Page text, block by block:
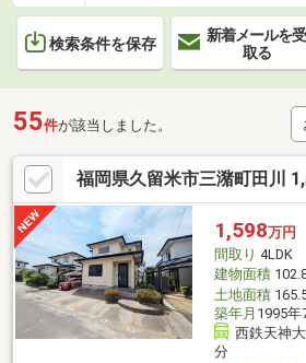
検索条件を保存
新着メールを受
取る
55件が該当しました。
福岡県久留米市三潴町田川
1,598万円
間取り 4LDK
建物面積
土地面積
築年月 1995年
西鉄天神
分